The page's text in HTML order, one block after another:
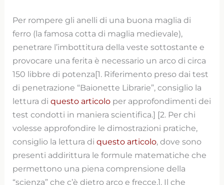
Per rompere gli anelli di una buona maglia di
ferro (la famosa cotta di maglia medievale),
penetrare l’imbottitura della veste sottostante e
provocare una ferita è necessario un arco di circa
150 libbre di potenza[1. Riferimento preso dai test
di penetrazione “Baionette Librarie”, consiglio la
lettura diquesto articolo per approfondimenti dei
test condotti in maniera scientifica.] [2. Per chi
volesse approfondire le dimostrazioni pratiche,
consiglio la lettura diquesto articolo, dove sono
presenti addirittura le formule matematiche che
permettono una piena comprensione della
“scienza” che c’è dietro arco e frecce.]. Il che